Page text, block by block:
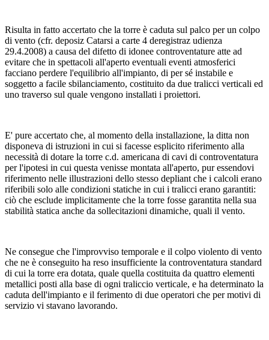
Risulta in fatto accertato che la torre è caduta sul palco per un colpo
di vento (cfr. deposiz Catarsi a carte 4 deregistraz udienza
29.4.2008) a causa del difetto di idonee controventature atte ad
evitare che in spettacoli all'aperto eventuali eventi atmosferici
facciano perdere l'equilibrio all'impianto, di per sé instabile e
soggetto a facile sbilanciamento, costituito da due tralicci verticali ed
uno traverso sul quale vengono installati i proiettori.
E' pure accertato che, al momento della installazione, la ditta non
disponeva di istruzioni in cui si facesse esplicito riferimento alla
necessità di dotare la torre c.d. americana di cavi di controventatura
per l'ipotesi in cui questa venisse montata all'aperto, pur essendovi
riferimento nelle illustrazioni dello stesso depliant che i calcoli erano
riferibili solo alle condizioni statiche in cui i tralicci erano garantiti:
ciò che esclude implicitamente che la torre fosse garantita nella sua
stabilità statica anche da sollecitazioni dinamiche, quali il vento.
Ne consegue che l'improvviso temporale e il colpo violento di vento
che ne è conseguito ha reso insufficiente la controventatura standard
di cui la torre era dotata, quale quella costituita da quattro elementi
metallici posti alla base di ogni traliccio verticale, e ha determinato la
caduta dell'impianto e il ferimento di due operatori che per motivi di
servizio vi stavano lavorando.